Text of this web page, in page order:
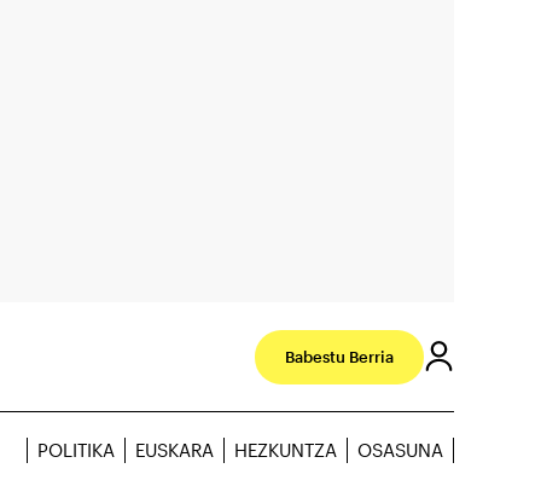
Babestu Berria
POLITIKA EUSKARA HEZKUNTZA OSASUNA